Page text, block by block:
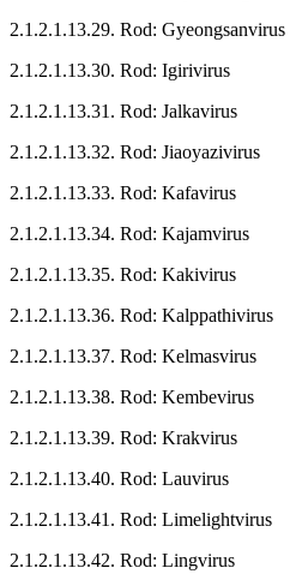
2.1.2.1.13.29. Rod: Gyeongsanvirus
2.1.2.1.13.30. Rod: Igirivirus
2.1.2.1.13.31. Rod: Jalkavirus
2.1.2.1.13.32. Rod: Jiaoyazivirus
2.1.2.1.13.33. Rod: Kafavirus
2.1.2.1.13.34. Rod: Kajamvirus
2.1.2.1.13.35. Rod: Kakivirus
2.1.2.1.13.36. Rod: Kalppathivirus
2.1.2.1.13.37. Rod: Kelmasvirus
2.1.2.1.13.38. Rod: Kembevirus
2.1.2.1.13.39. Rod: Krakvirus
2.1.2.1.13.40. Rod: Lauvirus
2.1.2.1.13.41. Rod: Limelightvirus
2.1.2.1.13.42. Rod: Lingvirus